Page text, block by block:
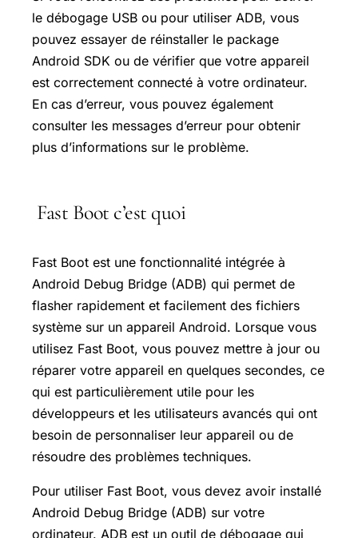
le débogage USB ou pour utiliser ADB, vous
pouvez essayer de réinstaller le package
Android SDK ou de vérifier que votre appareil
est correctement connecté à votre ordinateur.
En cas d’erreur, vous pouvez également
consulter les messages d’erreur pour obtenir
plus d’informations sur le problème.
Fast Boot c’est quoi
Fast Boot est une fonctionnalité intégrée à
Android Debug Bridge (ADB) qui permet de
flasher rapidement et facilement des fichiers
système sur un appareil Android. Lorsque vous
utilisez Fast Boot, vous pouvez mettre à jour ou
réparer votre appareil en quelques secondes, ce
qui est particulièrement utile pour les
développeurs et les utilisateurs avancés qui ont
besoin de personnaliser leur appareil ou de
résoudre des problèmes techniques.
Pour utiliser Fast Boot, vous devez avoir installé
Android Debug Bridge (ADB) sur votre
ordinateur. ADB est un outil de débogage qui